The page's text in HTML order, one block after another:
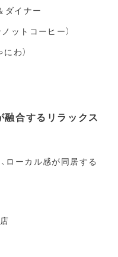
ダイナー
ットコーヒー）
わ）
融合するリラックス
ローカル感が同居する